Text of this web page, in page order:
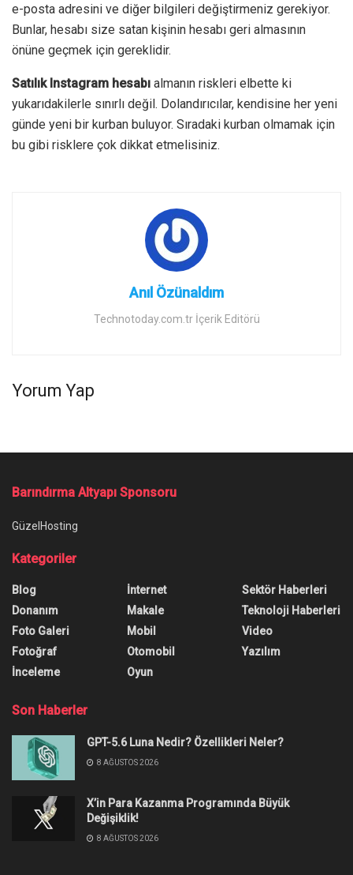
e-posta adresini ve diğer bilgileri değiştirmeniz gerekiyor.
Bunlar, hesabı size satan kişinin hesabı geri almasının
önüne geçmek için gereklidir.
Satılık Instagram hesabı almanın riskleri elbette ki
yukarıdakilerle sınırlı değil. Dolandırıcılar, kendisine her yeni
günde yeni bir kurban buluyor. Sıradaki kurban olmamak için
bu gibi risklere çok dikkat etmelisiniz.
Anıl Özünaldım
Technotoday.com.tr İçerik Editörü
Yorum Yap
Barındırma Altyapı Sponsoru
GüzelHosting
Kategoriler
Blog
Donanım
Foto Galeri
Fotoğraf
İnceleme
İnternet
Makale
Mobil
Otomobil
Oyun
Sektör Haberleri
Teknoloji Haberleri
Video
Yazılım
Son Haberler
GPT-5.6 Luna Nedir? Özellikleri Neler?
8 AĞUSTOS 2026
X’in Para Kazanma Programında Büyük
Değişiklik!
8 AĞUSTOS 2026